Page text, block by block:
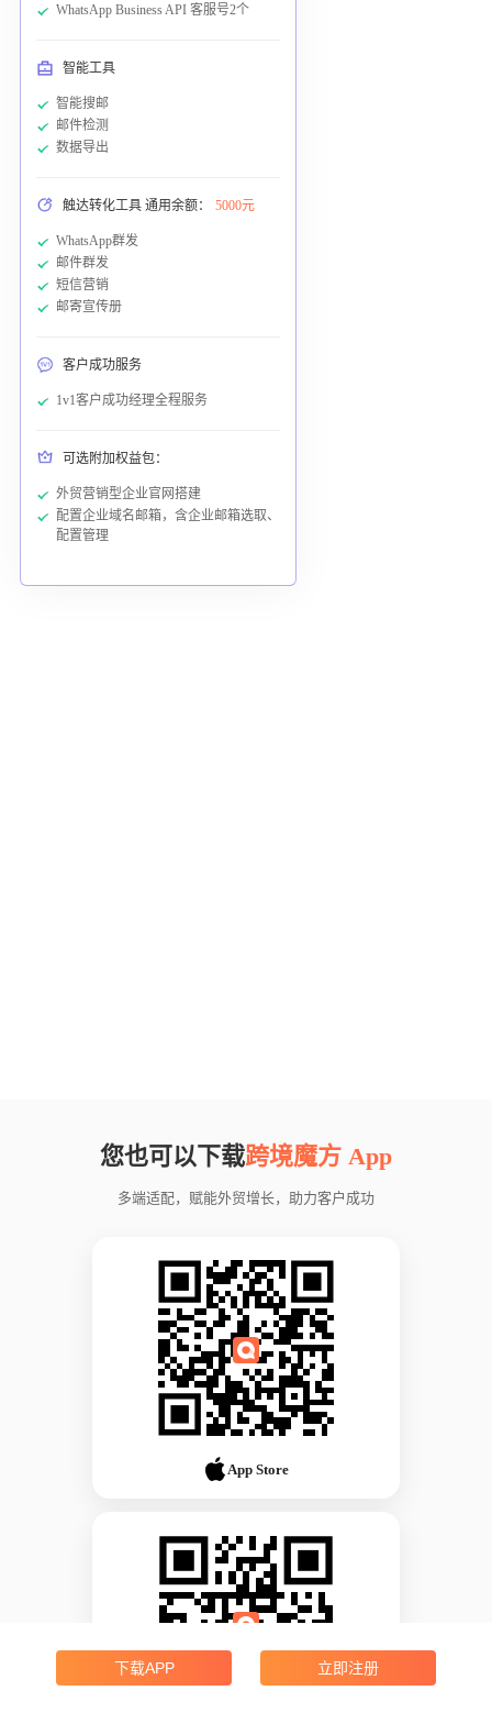
WhatsApp Business API 客服号2个
智能工具
智能搜邮
邮件检测
数据导出
触达转化工具 通用余额： 5000元
WhatsApp群发
邮件群发
短信营销
邮寄宣传册
客户成功服务
1v1客户成功经理全程服务
可选附加权益包：
外贸营销型企业官网搭建
配置企业域名邮箱，含企业邮箱选取、
配置管理
您也可以下载跨境魔方 App
多端适配，赋能外贸增长，助力客户成功
App Store
下载APP 立即注册